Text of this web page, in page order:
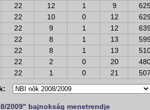
22 12 1 9
22 10 0 12
22 9 1 12
22 8 1 13
22 8 1 13
22 2 0 20
22 1 0 21
2009" bajnokság menetrendje